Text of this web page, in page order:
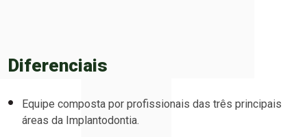
Diferenciais
Equipe composta por profissionais das três principais
áreas da Implantodontia.